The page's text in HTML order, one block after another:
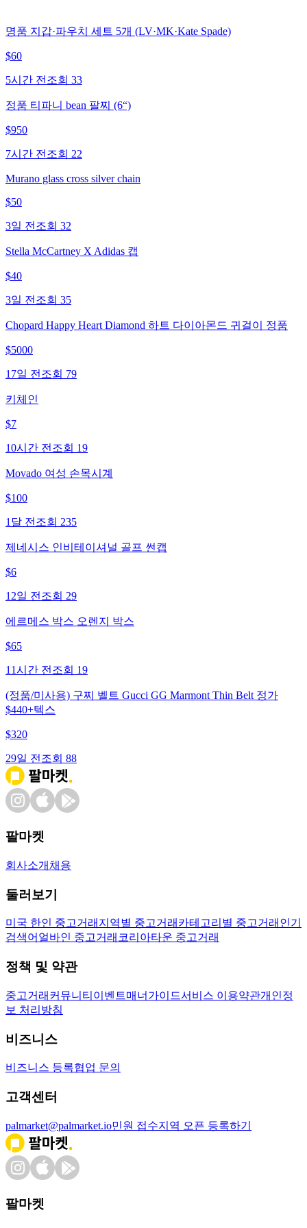
명품 지갑·파우치 세트 5개 (LV·MK·Kate Spade)
$60
5시간 전 조회 33
정품 티파니 bean 팔찌 (6“)
$950
7시간 전 조회 22
Murano glass cross silver chain
$50
3일 전 조회 32
Stella McCartney X Adidas 캡
$40
3일 전 조회 35
Chopard Happy Heart Diamond 하트 다이아몬드 귀걸이 정품
$5000
17일 전 조회 79
키체인
$7
10시간 전 조회 19
Movado 여성 손목시계
$100
1달 전 조회 235
제네시스 인비테이셔널 골프 썬캡
$6
12일 전 조회 29
에르메스 박스 오렌지 박스
$65
11시간 전 조회 19
(정품/미사용) 구찌 벨트 Gucci GG Marmont Thin Belt 정가
$440+텍스
$320
29일 전 조회 88
팔마켓
회사소개 채용
둘러보기
미국 한인 중고거래 지역별 중고거래 카테고리별 중고거래 인기
검색어 얼바인 중고거래 코리아타운 중고거래
정책 및 약관
중고거래 커뮤니티 이벤트매너가이드서비스 이용약관개인정
보 처리방침
비즈니스
비즈니스 등록협업 문의
고객센터
palmarket@palmarket.io민원 접수지역 오픈 등록하기
팔마켓